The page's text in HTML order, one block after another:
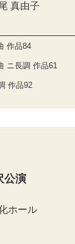
真由子
作品84
ニ長調 作品61
作品92
公演
ホール